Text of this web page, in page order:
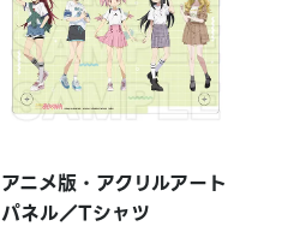
アニメ版・アクリルアート
パネル／Tシャツ